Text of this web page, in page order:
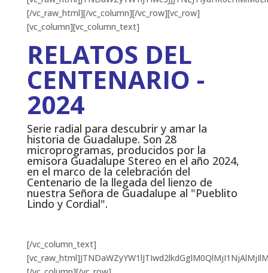
[/vc_raw_html][/vc_column][/vc_row][vc_row]
[vc_column][vc_column_text]
RELATOS DEL
CENTENARIO -
2024
Serie radial para descubrir y amar la
historia de Guadalupe. Son 28
microprogramas, producidos por la
emisora Guadalupe Stereo en el año 2024,
en el marco de la celebración del
Centenario de la llegada del lienzo de
nuestra Señora de Guadalupe al "Pueblito
Lindo y Cordial".
[/vc_column_text][vc_raw_html]JTNDaWZyYW1lJTIwd2lkdGglM0QlMjI1NjAlMjIlMjBoZWlnaHQlM0QlMjIzMTUlMjIlMjBzcmMlM0QlMjJodHRwcyUzQSUyRiUyRnd3dy55b3V0dWJlLmNvbSUyRmVtYmVkJTJGQ1NDSnNZWGR1M28lM0ZzaSUzRFBTelNnaHhEV2VnVVBJVjUlMjIlMjB0aXRsZSUzRCUyMllvdVR1YmUlMjB2aWRlbyUyMHBsYXllciUyMiUyMGZyYW1lYm9yZGVyJTNEJTIyMCUyMiUyMGFsbG93JTNEJTIyYWNjZWxlcm9tZXRlciUzQiUyMGF1dG9wbGF5JTNCJTIwY2xpcGJvYXJkLXdyaXRlJTNCJTIwZW5jcnlwdGVkLW1lZGlhJTNCJTIwZ3lyb3Njb3BlJTNCJTIwcGljdHVyZS1pbi1waWN0dXJlJTNCJTIwd2ViLXNoYXJlJTIyJTIwcmVmZXJyZXJwb2xpY3klM0QlMjJzdHJpY3Qtb3JpZ2luLXdoZW4tY3Jvc3Mtb3JpZ2luJTIyJTIwYWxsb3dmdWxsc2NyZWVuJTNFJTNDJTJGaWZyYW1lJTNFJTBBJTBBJTNDaWZyYW1lJTIwd2lkdGglM0QlMjI1NjAlMjIlMjBoZWlnaHQlM0QlMjIzMTUlMjIlMjBzcmMlM0QlMjJodHRwcyUzQSUyRiUyRnd3dy55b3V0dWJlLmNvbSUyRmVtYmVkJTJGR0F1bmdOZWJlc2MlM0ZzaSUzREwwRHpXaWxPYWh6QXJteXYlMjIlMjB0aXRsZSUzRCUyMllvdVR1YmUlMjB2aWRlbyUyMHBsYXllciUyMiUyMGZyYW1lYm9yZGVyJTNEJTIyMCUyMiUyMGFsbG93JTNEJTIyYWNjZWxlcm9tZXRlciUzQiUyMGF1dG9wbGF5JTNCJTIwY2xpcGJvYXJkLXdyaXRlJTNCJTIwZW5jcnlwdGVkLW1lZGlhJTNCJTIwZ3lyb3Njb3BlJTNCJTIwcGljdHVyZS1pbi1waWN0dXJlJTNCJTIwd2ViLXNoYXJlJTIyJTIwcmVmZXJyZXJwb2xpY3klM0QlMjJzdHJpY3Qtb3JpZ2luLXdoZW4tY3Jvc3Mtb3JpZ2luJTIyJTIwYWxsb3dmdWxsc2NyZWVuJTNFJTNDJTJGaWZyYW1lJTNFJTBBJTBBJTNDaWZyYW1lJTIwd2lkdGglM0QlMjI1NjAlMjIlMjBoZWlnaHQlM0QlMjIzMTUlMjIlMjBzcmMlM0QlMjJodHRwcyUzQSUyRiUyRnd3dy55b3V0dWJlLmNvbSUyRmVtYmVkJTJGT3BCVWZKZ0tqc2slM0ZzaSUzRFVPdnMzdzFuaXRPZndlQXclMjIlMjB0aXRsZSUzRCUyMllvdVR1YmUlMjB2aWRlbyUyMHBsYXllciUyMiUyMGZyYW1lYm9yZGVyJTNEJTIyMCUyMiUyMGFsbG93JTNEJTIyYWNjZWxlcm9tZXRlciUzQiUyMGF1dG9wbGF5JTNCJTIwY2xpcGJvYXJkLXdyaXRlJTNCJTIwZW5jcnlwdGVkLW1lZGlhJTNCJTIwZ3lyb3Njb3BlJTNCJTIwcGljdHVyZS1pbi1waWN0dXJlJTNCJTIwd2ViLXNoYXJlJTIyJTIwcmVmZXJyZXJwb2xpY3klM0QlMjJzdHJpY3Qtb3JpZ2luLXdoZW4tY3Jvc3Mtb3JpZ2luJTIyJTIwYWxsb3dmdWxsc2NyZWVuJTNFJTNDJTJGaWZyYW1lJTNFJTBBJTBBJTNDaWZyYW1lJTIwd2lkdGglM0QlMjI1NjAlMjIlMjBoZWlnaHQlM0QlMjIzMTUlMjIlMjBzcmMlM0QlMjJodHRwcyUzQSUyRiUyRnd3dy55b3V0dWJlLmNvbSUyRmVtYmVkJTJGX0h6U1NUMkY5dzglM0ZzaSUzRDJwNU93SnBpS0p6QkYzOEclMjIlMjB0aXRsZSUzRCUyMllvdVR1YmUlMjB2aWRlbyUyMHBsYXllciUyMiUyMGZyYW1lYm9yZGVyJTNEJTIyMCUyMiUyMGFsbG93JTNEJTIyYWNjZWxlcm9tZXRlciUzQiUyMGF1dG9wbGF5JTNCJTIwY2xpcGJvYXJkLXdyaXRlJTNCJTIwZW5jcnlwdGVkLW1lZGlhJTNCJTIwZ3lyb3Njb3BlJTNCJTIwcGljdHVyZS1pbi1waWN0dXJlJTNCJTIwd2ViLXNoYXJlJTIyJTIwcmVmZXJyZXJwb2xpY3klM0QlMjJzdHJpY3Qtb3JpZ2luLXdoZW4tY3Jvc3Mtb3JpZ2luJTIyJTIwYWxsb3dmdWxsc2NyZWVuJTNFJTNDJTJGaWZyYW1lJTNFJTBBJTBBJTNDaWZyYW1lJTIwd2lkdGglM0QlMjI1NjAlMjIlMjBoZWlnaHQlM0QlMjIzMTUlMjIlMjBzcmMlM0QlMjJodHRwcyUzQSUyRiUyRnd3dy55b3V0dWJlLmNvbSUyRmVtYmVkJTJGZmJLd2hkRy16NnMlM0ZzaSUzRGhQdE8yUmhWMkhhQUI0WWslMjIlMjB0aXRsZSUzRCUyMllvdVR1YmUlMjB2aWRlbyUyMHBsYXllciUyMiUyMGZyYW1lYm9yZGVyJTNEJTIyMCUyMiUyMGFsbG93JTNEJTIyYWNjZWxlcm9tZXRlciUzQiUyMGF1dG9wbGF5JTNCJTIwY2xpcGJvYXJkLXdyaXRlJTNCJTIwZW5jcnlwdGVkLW1lZGlhJTNCJTIwZ3lyb3Njb3BlJTNCJTIwcGljdHVyZS1pbi1waWN0dXJlJTNCJTIwd2ViLXNoYXJlJTIyJTIwcmVmZXJyZXJwb2xpY3klM0QlMjJzdHJpY3Qtb3JpZ2luLXdoZW4tY3Jvc3Mtb3JpZ2luJTIyJTIwYWxsb3dmdWxsc2NyZWVuJTNFJTNDJTJGaWZyYW1lJTNFJTBBJTBBJTNDaWZyYW1lJTIwd2lkdGglM0QlMjI1NjAlMjIlMjBoZWlnaHQlM0QlMjIzMTUlMjIlMjBzcmMlM0QlMjJodHRwcyUzQSUyRiUyRnd3dy55b3V0dWJlLmNvbSUyRmVtYmVkJTJGRzd3eVNQOUpIb2MlM0ZzaSUzRGNIVFdSdUR2SWUyVF9GTkMlMjIlMjB0aXRsZSUzRCUyMllvdVR1YmUlMjB2aWRlbyUyMHBsYXllciUyMiUyMGZyYW1lYm9yZGVyJTNEJTIyMCUyMiUyMGFsbG93JTNEJTIyYWNjZWxlcm9tZXRlciUzQiUyMGF1dG9wbGF5JTNCJTIwY2xpcGJvYXJkLXdyaXRlJTNCJTIwZW5jcnlwdGVkLW1lZGlhJTNCJTIwZ3lyb3Njb3BlJTNCJTIwcGljdHVyZS1pbi1waWN0dXJlJTNCJTIwd2ViLXNoYXJlJTIyJTIwcmVmZXJyZXJwb2xpY3klM0QlMjJzdHJpY3Qtb3JpZ2luLXdoZW4tY3Jvc3Mtb3JpZ2luJTIyJTIwYWxsb3dmdWxsc2NyZWVuJTNFJTNDJTJGaWZyYW1lJTNFJTBBJTBBJTNDaWZyYW1lJTIwd2lkdGglM0QlMjI1NjAlMjIlMjBoZWlnaHQlM0QlMjIzMTUlMjIlMjBzcmMlM0QlMjJodHRwcyUzQSUyRiUyRnd3dy55b3V0dWJlLmNvbSUyRmVtYmVkJTJGZmhoT3pyZVZwbnMlM0ZzaSUzRHZrck80ZHVjR1RNM0FhclElMjIlMjB0aXRsZSUzRCUyMllvdVR1YmUlMjB2aWRlbyUyMHBsYXllciUyMiUyMGZyYW1lYm9yZGVyJTNEJTIyMCUyMiUyMGFsbG93JTNEJTIyYWNjZWxlcm9tZXRlciUzQiUyMGF1dG9wbGF5JTNCJTIwY2xpcGJvYXJkLXdyaXRlJTNCJTIwZW5jcnlwdGVkLW1lZGlhJTNCJTIwZ3lyb3Njb3BlJTNCJTIwcGljdHVyZS1pbi1waWN0dXJlJTNCJTIwd2ViLXNoYXJlJTIyJTIwcmVmZXJyZXJwb2xpY3klM0QlMjJzdHJpY3Qtb3JpZ2luLXdoZW4tY3Jvc3Mtb3JpZ2luJTIyJTIwYWxsb3dmdWxsc2NyZWVuJTNFJTNDJTJGaWZyYW1lJTNFJTBBJTBBJTNDaWZyYW1lJTIwd2lkdGglM0QlMjI1NjAlMjIlMjBoZWlnaHQlM0QlMjIzMTUlMjIlMjBzcmMlM0QlMjJodHRwcyUzQSUyRiUyRnd3dy55b3V0dWJlLmNvbSUyRmVtYmVkJTJGRzVldXBZbnVxajQlM0ZzaSUzREJLUnpUWVRxbUJUQThINi0lMjIlMjB0aXRsZSUzRCUyMllvdVR1YmUlMjB2aWRlbyUyMHBsYXllciUyMiUyMGZyYW1lYm9yZGVyJTNEJTIyMCUyMiUyMGFsbG93JTNEJTIyYWNjZWxlcm9tZXRlciUzQiUyMGF1dG9wbGF5JTNCJTIwY2xpcGJvYXJkLXdyaXRlJTNCJTIwZW5jcnlwdGVkLW1lZGlhJTNCJTIwZ3lyb3Njb3BlJTNCJTIwcGljdHVyZS1pbi1waWN0dXJlJTNCJTIwd2ViLXNoYXJlJTIyJTIwcmVmZXJyZXJwb2xpY3klM0QlMjJzdHJpY3Qtb3JpZ2luLXdoZW4tY3Jvc3Mtb3JpZ2luJTIyJTIwYWxsb3dmdWxsc2NyZWVuJTNFJTNDJTJGaWZyYW1lJTNFJTBBJTBBJTNDaWZyYW1lJTIwd2lkdGglM0QlMjI1NjAlMjIlMjBoZWlnaHQlM0QlMjIzMTUlMjIlMjBzcmMlM0QlMjJodHRwcyUzQSUyRiUyRnd3dy55b3V0dWJlLmNvbSUyRmVtYmVkJTJGc0pNUVR5eUc0UDAlM0ZzaSUzRDdCdlZZM2IycEVNaWRRTVElMjIlMjB0aXRsZSUzRCUyMllvdVR1YmUlMjB2aWRlbyUyMHBsYXllciUyMiUyMGZyYW1lYm9yZGVyJTNEJTIyMCUyMiUyMGFsbG93JTNEJTIyYWNjZWxlcm9tZXRlciUzQiUyMGF1dG9wbGF5JTNCJTIwY2xpcGJvYXJkLXdyaXRlJTNCJTIwZW5jcnlwdGVkLW1lZGlhJTNCJTIwZ3lyb3Njb3BlJTNCJTIwcGljdHVyZS1pbi1waWN0dXJlJTNCJTIwd2ViLXNoYXJlJTIyJTIwcmVmZXJyZXJwb2xpY3klM0QlMjJzdHJpY3Qtb3JpZ2luLXdoZW4tY3Jvc3Mtb3JpZ2luJTIyJTIwYWxsb3dmdWxsc2NyZWVuJTNFJTNDJTJGaWZyYW1lJTNFJTBBJTBBJTNDaWZyYW1lJTIwd2lkdGglM0QlMjI1NjAlMjIlMjBoZWlnaHQlM0QlMjIzMTUlMjIlMjBzcmMlM0QlMjJodHRwcyUzQSUyRiUyRnd3dy55b3V0dWJlLmNvbSUyRmVtYmVkJTJGbVFOcF9iV01sQU0lM0ZzaSUzRHNmc2d0SWxSaGFpS0JVbzclMjIlMjB0aXRsZSUzRCUyMllvdVR1YmUlMjB2aWRlbyUyMHBsYXllciUyMiUyMGZyYW1lYm9yZGVyJTNEJTIyMCUyMiUyMGFsbG93JTNEJTIyYWNjZWxlcm9tZXRlciUzQiUyMGF1dG9wbGF5JTNCJTIwY2xpcGJvYXJkLXdyaXRlJTNCJTIwZW5jcnlwdGVkLW1lZGlhJTNCJTIwZ3lyb3Njb3BlJTNCJTIwcGljdHVyZS1pbi1waWN0dXJlJTNCJTIwd2ViLXNoYXJlJTIyJTIwcmVmZXJyZXJwb2xpY3klM0QlMjJzdHJpY3Qtb3JpZ2luLXdoZW4tY3Jvc3Mtb3JpZ2luJTIyJTIwYWxsb3dmdWxsc2NyZWVuJTNFJTNDJTJGaWZyYW1lJTNFJTBBJTBBJTNDaWZyYW1lJTIwd2lkdGglM0QlMjI1NjAlMjIlMjBoZWlnaHQlM0QlMjIzMTUlMjIlMjBzcmMlM0QlMjJodHRwcyUzQSUyRiUyRnd3dy55b3V0dWJlLmNvbSUyRmVtYmVkJTJGZEozamlQbmZTTzglM0ZzaSUzREc5NGViVzJsTGpPMF9MeE0lMjIlMjB0aXRsZSUzRCUyMllvdVR1YmUlMjB2aWRlbyUyMHBsYXllciUyMiUyMGZyYW1lYm9yZGVyJTNEJTIyMCUyMiUyMGFsbG93JTNEJTIyYWNjZWxlcm9tZXRlciUzQiUyMGF1dG9wbGF5JTNCJTIwY2xpcGJvYXJkLXdyaXRlJTNCJTIwZW5jcnlwdGVkLW1lZGlhJTNCJTIwZ3lyb3Njb3BlJTNCJTIwcGljdHVyZS1pbi1waWN0dXJlJTNCJTIwd2ViLXNoYXJlJTIyJTIwcmVmZXJyZXJwb2xpY3klM0QlMjJzdHJpY3Qtb3JpZ2luLXdoZW4tY3Jvc3Mtb3JpZ2luJTIyJTIwYWxsb3dmdWxsc2NyZWVuJTNFJTNDJTJGaWZyYW1lJTNFJTBBJTBBJTNDaWZyYW1lJTIwd2lkdGglM0QlMjI1NjAlMjIlMjBoZWlnaHQlM0QlMjIzMTUlMjIlMjBzcmMlM0QlMjJodHRwcyUzQSUyRiUyRnd3dy55b3V0dWJlLmNvbSUyRmVtYmVkJTJGRHdnU1cza2ppelElM0ZzaSUzRGd1TEpTZENHMUFVRDFtUzglMjIlMjB0aXRsZSUzRCUyMllvdVR1YmUlMjB2aWRlbyUyMHBsYXllciUyMiUyMGZyYW1lYm9yZGVyJTNEJTIyMCUyMiUyMGFsbG93JTNEJTIyYWNjZWxlcm9tZXRlciUzQiUyMGF1dG9wbGF5JTNCJTIwY2xpcGJvYXJkLXdyaXRlJTNCJTIwZW5jcnlwdGVkLW1lZGlhJTNCJTIwZ3lyb3Njb3BlJTNCJTIwcGljdHVyZS1pbi1waWN0dXJlJTNCJTIwd2ViLXNoYXJlJTIyJTIwcmVmZXJyZXJwb2xpY3klM0QlMjJzdHJpY3Qtb3JpZ2luLXdoZW4tY3Jvc3Mtb3JpZ2luJTIyJTIwYWxsb3dmdWxsc2NyZWVuJTNFJTNDJTJGaWZyYW1lJTNFJTBBJTBBJTNDaWZyYW1lJTIwd2lkdGglM0QlMjI1NjAlMjIlMjBoZWlnaHQlM0QlMjIzMTUlMjIlMjBzcmMlM0QlMjJodHRwcyUzQSUyRiUyRnd3dy55b3V0dWJlLmNvbSUyRmVtYmVkJTJGdXlHZTUxa3dYc2MlM0ZzaSUzRDdjR05BRXoyYnNXWHZmN3AlMjIlMjB0aXRsZSUzRCUyMllvdVR1YmUlMjB2aWRlbyUyMHBsYXllciUyMiUyMGZyYW1lYm9yZGVyJTNEJTIyMCUyMiUyMGFsbG93JTNEJTIyYWNjZWxlcm9tZXRlciUzQiUyMGF1dG9wbGF5JTNCJTIwY2xpcGJvYXJkLXdyaXRlJTNCJTIwZW5jcnlwdGVkLW1lZGlhJTNCJTIwZ3lyb3Njb3BlJTNCJTIwcGljdHVyZS1pbi1waWN0dXJlJTNCJTIwd2ViLXNoYXJlJTIyJTIwcmVmZXJyZXJwb2xpY3klM0QlMjJzdHJpY3Qtb3JpZ2luLXdoZW4tY3Jvc3Mtb3JpZ2luJTIyJTIwYWxsb3dmdWxsc2NyZWVuJTNFJTNDJTJGaWZyYW1lJTNFJTBBJTBBJTNDaWZyYW1lJTIwd2lkdGglM0QlMjI1NjAlMjIlMjBoZWlnaHQlM0QlMjIzMTUlMjIlMjBzcmMlM0QlMjJodHRwcyUzQSUyRiUyRnd3dy55b3V0dWJlLmNvbSUyRmVtYmVkJTJGNXlzRG1ScHFVaFUlM0ZzaSUzRE9FekpoU0dUcU5fa3V3WWQlMjIlMjB0aXRsZSUzRCUyMllvdVR1YmUlMjB2aWRlbyUyMHBsYXllciUyMiUyMGZyYW1lYm9yZGVyJTNEJTIyMCUyMiUyMGFsbG93JTNEJTIyYWNjZWxlcm9tZXRlciUzQiUyMGF1dG9wbGF5JTNCJTIwY2xpcGJvYXJkLXdyaXRlJTNCJTIwZW5jcnlwdGVkLW1lZGlhJTNCJTIwZ3lyb3Njb3BlJTNCJTIwcGljdHVyZS1pbi1waWN0dXJlJTNCJTIwd2ViLXNoYXJlJTIyJTIwcmVmZXJyZXJwb2xpY3klM0QlMjJzdHJpY3Qtb3JpZ2luLXdoZW4tY3Jvc3Mtb3JpZ2luJTIyJTIwYWxsb3dmdWxsc2NyZWVuJTNFJTNDJTJGaWZyYW1lJTNFJTBBJTBBJTNDaWZyYW1lJTIwd2lkdGglM0QlMjI1NjAlMjIlMjBoZWlnaHQlM0QlMjIzMTUlMjIlMjBzcmMlM0QlMjJodHRwcyUzQSUyRiUyRnd3dy55b3V0dWJlLmNvbSUyRmVtYmVkJTJGcTAwSm5XVDlFemMlM0ZzaSUzRFVmeGd1dkpYWllmekFLWUslMjIlMjB0aXRsZSUzRCUyMllvdVR1YmUlMjB2aWRlbyUyMHBsYXllciUyMiUyMGZyYW1lYm9yZGVyJTNEJTIyMCUyMiUyMGFsbG93JTNEJTIyYWNjZWxlcm9tZXRlciUzQiUyMGF1dG9wbGF5JTNCJTIwY2xpcGJvYXJkLXdyaXRlJTNCJTIwZW5jcnlwdGVkLW1lZGlhJTNCJTIwZ3lyb3Njb3BlJTNCJTIwcGljdHVyZS1pbi1waWN0dXJlJTNCJTIwd2ViLXNoYXJlJTIyJTIwcmVmZXJyZXJwb2xpY3klM0QlMjJzdHJpY3Qtb3JpZ2luLXdoZW4tY3Jvc3Mtb3JpZ2luJTIyJTIwYWxsb3dmdWxsc2NyZWVuJTNFJTNDJTJGaWZyYW1lJTNFJTBBJTBBJTNDaWZyYW1lJTIwd2lkdGglM0QlMjI1NjAlMjIlMjBoZWlnaHQlM0QlMjIzMTUlMjIlMjBzcmMlM0QlMjJodHRwcyUzQSUyRiUyRnd3dy55b3V0dWJlLmNvbSUyRmVtYmVkJTJGaHZONVEtX0Z6UUUlM0ZzaSUzRHB6YWF6SU9DcVpKSExCYVMlMjIlMjB0aXRsZSUzRCUyMllvdVR1YmUlMjB2aWRlbyUyMHBsYXllciUyMiUyMGZyYW1lYm9yZGVyJTNEJTIyMCUyMiUyMGFsbG93JTNEJTIyYWNjZWxlcm9tZXRlciUzQiUyMGF1dG9wbGF5JTNCJTIwY2xpcGJvYXJkLXdyaXRlJTNCJTIwZW5jcnlwdGVkLW1lZGlhJTNCJTIwZ3lyb3Njb3BlJTNCJTIwcGljdHVyZS1pbi1waWN0dXJlJTNCJTIwd2ViLXNoYXJlJTIyJTIwcmVmZXJyZXJwb2xpY3klM0QlMjJzdHJpY3Qtb3JpZ2luLXdoZW4tY3Jvc3Mtb3JpZ2luJTIyJTIwYWxsb3dmdWxsc2NyZWVuJTNFJTNDJTJGaWZyYW1lJTNFJTBBJTBBJTNDaWZyYW1lJTIwd2lkdGglM0QlMjI1NjAlMjIlMjBoZWlnaHQlM0QlMjIzMTUlMjIlMjBzcmMlM0QlMjJodHRwcyUzQSUyRiUyRnd3dy55b3V0dWJlLmNvbSUyRmVtYmVkJTJGODZKRWhvN3BsUW8lM0ZzaSUzRGpEOFkxUVhCZHpMTVdlTEMlMjIlMjB0aXRsZSUzRCUyMllvdVR1YmUlMjB2aWRlbyUyMHBsYXllciUyMiUyMGZyYW1lYm9yZGVyJTNEJTIyMCUyMiUyMGFsbG93JTNEJTIyYWNjZWxlcm9tZXRlciUzQiUyMGF1dG9wbGF5JTNCJTIwY2xpcGJvYXJkLXdyaXRlJTNCJTIwZW5jcnlwdGVkLW1lZGlhJTNCJTIwZ3lyb3Njb3BlJTNCJTIwcGljdHVyZS1pbi1waWN0dXJlJTNCJTIwd2ViLXNoYXJlJTIyJTIwcmVmZXJyZXJwb2xpY3klM0QlMjJzdHJpY3